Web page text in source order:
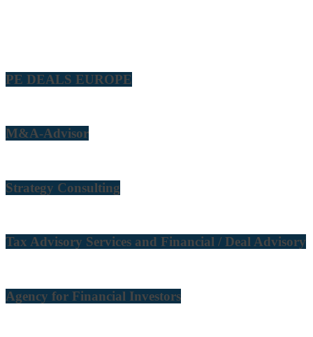
PE DEALS EUROPE
M&A-Advisor
Strategy Consulting
Tax Advisory Services and Financial / Deal Advisory
Agency for Financial Investors